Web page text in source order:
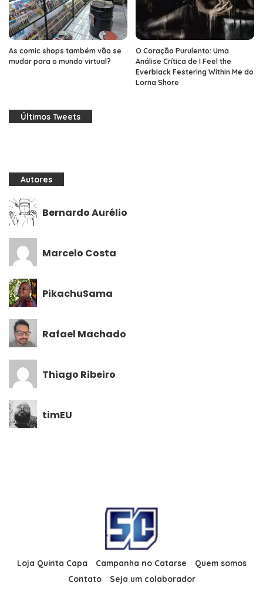
As comic shops também vão se
mudar para o mundo virtual?
O Coração Purulento: Uma
Análise Crítica de I Feel the
Everblack Festering Within Me do
Lorna Shore
Últimos Tweets
Autores
Bernardo Aurélio
Marcelo Costa
PikachuSama
Rafael Machado
Thiago Ribeiro
timEU
Loja Quinta Capa Campanha no Catarse
Quem somos
Contato
Seja um colaborador